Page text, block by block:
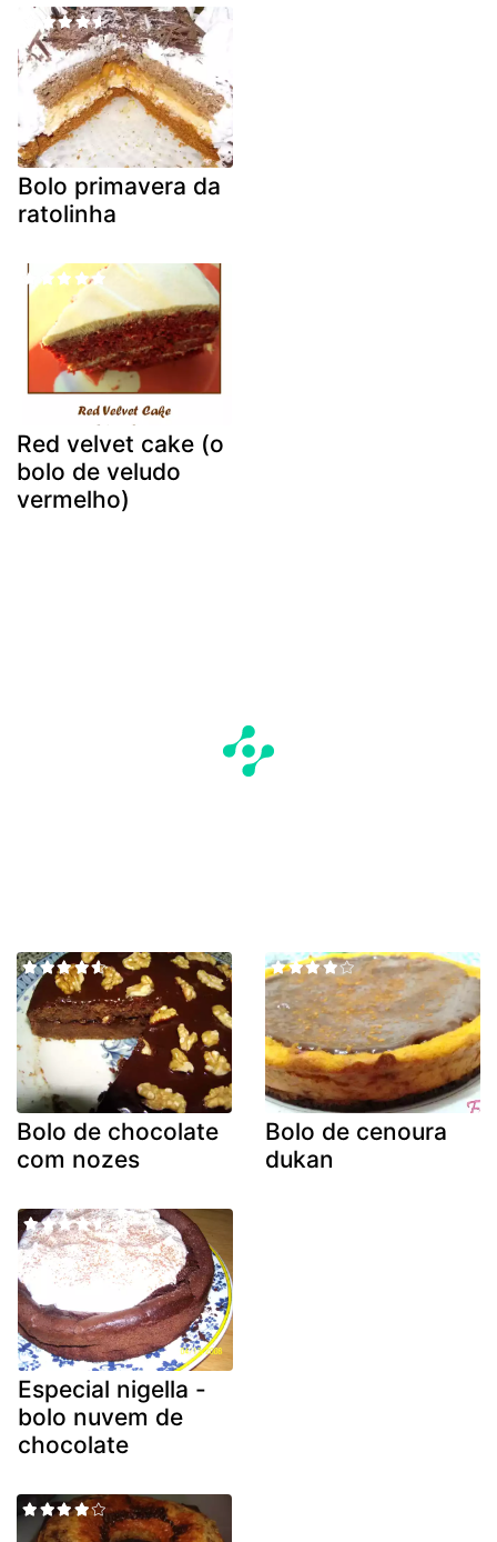
Bolo primavera da
ratolinha
Red velvet cake (o
bolo de veludo
vermelho)
Bolo de chocolate
com nozes
Bolo de cenoura
dukan
Especial nigella -
bolo nuvem de
chocolate